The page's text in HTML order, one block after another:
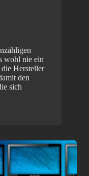
wohl nie ein
die Hersteller
den
sich